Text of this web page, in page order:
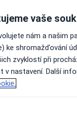
nejsou k
informace o
vaše
nám a našim
ke shromažďování
zvyklostí při
v nastavení. Další